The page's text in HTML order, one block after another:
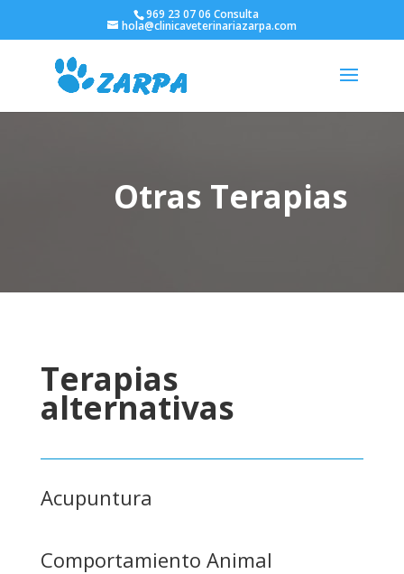
969 23 07 06 Consulta
hola@clinicaveterinariazarpa.com
Otras Terapias
Terapias
alternativas
Acupuntura
Comportamiento Animal